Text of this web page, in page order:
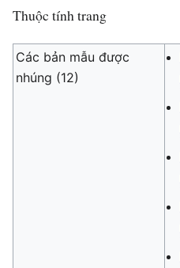
Thuộc tính trang
Các bản mẫu được
nhúng (12)